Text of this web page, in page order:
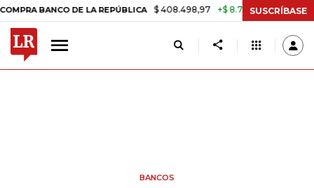
DE LA REPÚBLICA $ 408.498,97 +$ 8.753,81 +2,19% TASA
SUSCRÍBASE
BANCOS